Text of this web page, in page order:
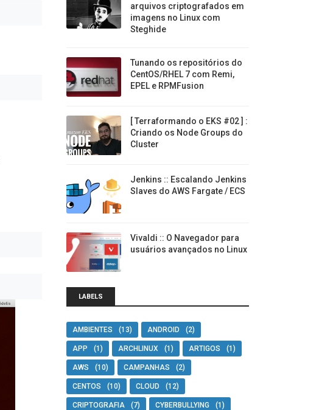
arquivos criptografados em
imagens no Linux com
Steghide
Tunando os repositórios do
CentOS/RHEL 7 com Remi,
EPEL e RPMFusion
[ Terraformando o EKS #02 ] :
Criando os Node Groups do
Cluster
Jenkins :: Escalando Jenkins
Slaves do AWS Fargate / ECS
Vivaldi :: O Navegador para
usuários avançados no Linux
LABELS
AMBIENTES (13) ANDROID (2)
APP (1) ARCHLINUX (1) ARTIGOS (1)
AWS (10) CAMPANHAS (2)
CENTOS (10) CLOUD (12)
CRIPTOGRAFIA (7) CYBERBULLYING (1)